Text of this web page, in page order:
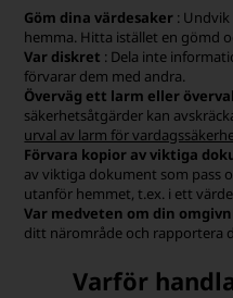
Göm dina värdesaker :
hemma. Hitta istället en gömd
Var diskret : Dela inte
förvarar dem med andra.
Överväg ett larm eller
säkerhetsåtgärder kan
urval av larm för
Förvara kopior av viktiga
av viktiga dokument som pass
utanför hemmet, t.ex. i ett
Var medveten om din
ditt närområde och rapportera
Varför